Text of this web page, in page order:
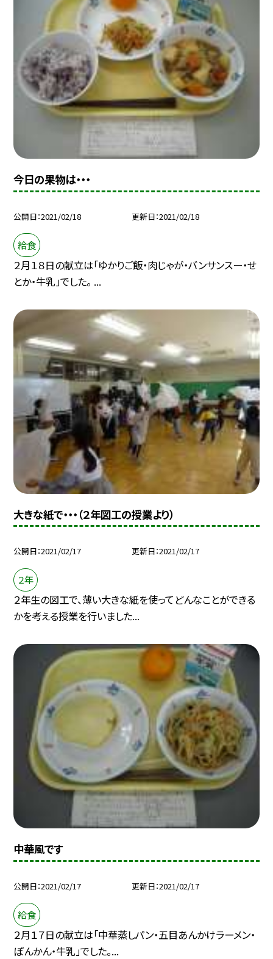
今日の果物は・・・
公開日 2021/02/18 更新日 2021/02/18
給食
２月１８日の献立は「ゆかりご飯・肉じゃが・バンサンスー・せ
とか・牛乳」でした。 ...
大きな紙で・・・（２年図工の授業より）
公開日 2021/02/17 更新日 2021/02/17
２年
２年生の図工で、薄い大きな紙を使ってどんなことができる
かを考える授業を行いました...
中華風です
公開日 2021/02/17 更新日 2021/02/17
給食
２月１７日の献立は「中華蒸しパン・五目あんかけラーメン・
ぽんかん・牛乳」でした。...